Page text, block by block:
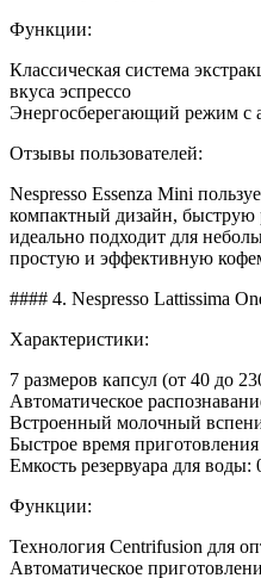
Функции:
Классическая система
вкуса эспрессо
Энергосберегающий режим с
Отзывы пользователей:
Nespresso Essenza Mini
компактный дизайн, быструю
идеально подходит для
простую и эффективную
#### 4. Nespresso Lattissima
Характеристики:
7 размеров капсул (от 40 до
Автоматическое
Встроенный молочный
Быстрое время
Емкость резервуара для воды:
Функции:
Технология Centrifusion для
Автоматическое